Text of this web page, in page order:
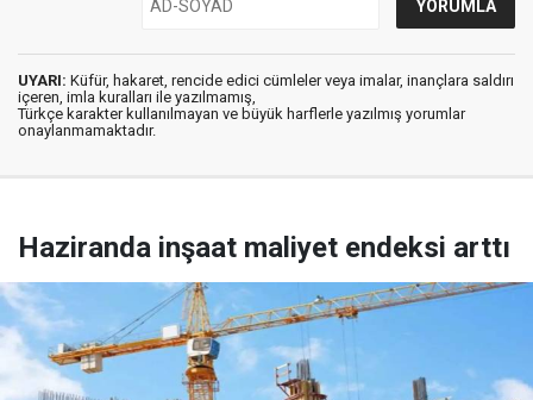
UYARI: Küfür, hakaret, rencide edici cümleler veya imalar, inançlara saldırı
içeren, imla kuralları ile yazılmamış,
Türkçe karakter kullanılmayan ve büyük harflerle yazılmış yorumlar
onaylanmamaktadır.
Haziranda inşaat maliyet endeksi arttı